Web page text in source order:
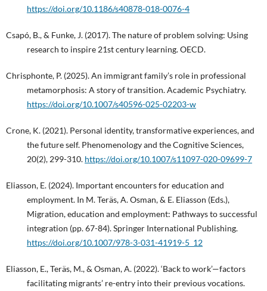
https://doi.org/10.1186/s40878-018-0076-4
Csapó, B., & Funke, J. (2017). The nature of problem solving: Using
research to inspire 21st century learning. OECD.
Chrisphonte, P. (2025). An immigrant family’s role in professional
metamorphosis: A story of transition. Academic Psychiatry.
https://doi.org/10.1007/s40596-025-02203-w
Crone, K. (2021). Personal identity, transformative experiences, and
the future self. Phenomenology and the Cognitive Sciences,
20(2), 299-310. https://doi.org/10.1007/s11097-020-09699-7
Eliasson, E. (2024). Important encounters for education and
employment. In M. Teräs, A. Osman, & E. Eliasson (Eds.),
Migration, education and employment: Pathways to successful
integration (pp. 67-84). Springer International Publishing.
https://doi.org/10.1007/978-3-031-41919-5_12
Eliasson, E., Teräs, M., & Osman, A. (2022). ‘Back to work’—factors
facilitating migrants’ re-entry into their previous vocations.